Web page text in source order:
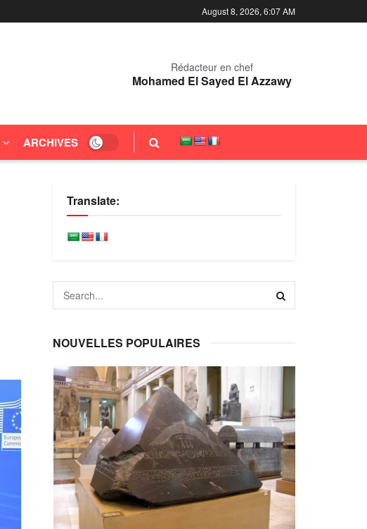
August 8, 2026, 6:07 AM
Rédacteur en chef
Mohamed El Sayed El Azzawy
ARCHIVES
Translate:
NOUVELLES POPULAIRES